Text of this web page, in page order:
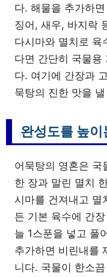
다. 해물을 추가하
징어, 새우, 바지락
다시마와 멸치로 육
다면 간단히 국물용
다. 여기에 간장과
묵탕의 진한 맛을
완성도를 높이
어묵탕의 영혼은 국
한 장과 말린 멸치
시마를 건져내고 멸
든 기본 육수에 간
늘 1스푼을 넣고 풀
추가하면 비린내를
니다. 국물이 한소